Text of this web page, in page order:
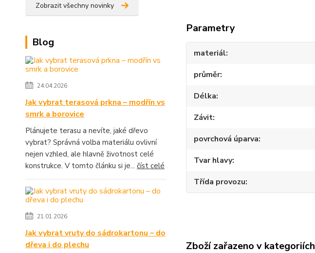
Zobrazit všechny novinky
Blog
24.04.2026
Jak vybrat terasová prkna – modřín vs
smrk a borovice
Plánujete terasu a nevíte, jaké dřevo
vybrat? Správná volba materiálu ovlivní
nejen vzhled, ale hlavně životnost celé
konstrukce. V tomto článku si je... číst celé
21.01.2026
Jak vybrat vruty do sádrokartonu – do
dřeva i do plechu
Parametry
materiál
průměr
Délka
Závit
povrchová úparva
Tvar hlavy
Třída provozu
Zboží zařazeno v kategoriích